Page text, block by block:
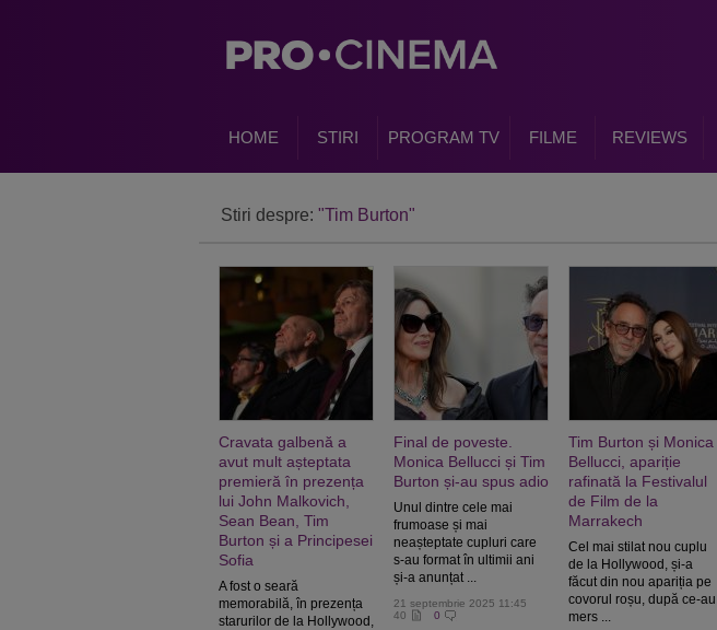
HOME STIRI PROGRAM TV FILME REVIEWS
Stiri despre: "Tim Burton"
Cravata galbenă a
avut mult așteptata
premieră în prezența
lui John Malkovich,
Sean Bean, Tim
Burton și a Principesei
Sofia
A fost o seară
memorabilă, în prezența
starurilor de la Hollywood,
Final de poveste.
Monica Bellucci și Tim
Burton și-au spus adio
Unul dintre cele mai
frumoase și mai
neașteptate cupluri care
s-au format în ultimii ani
și-a anunțat ...
21 septembrie 2025 11:45
40
0
Tim Burton și Monica
Bellucci, apariție
rafinată la Festivalul
de Film de la
Marrakech
Cel mai stilat nou cuplu
de la Hollywood, și-a
făcut din nou apariția pe
covorul roșu, după ce-au
mers ...